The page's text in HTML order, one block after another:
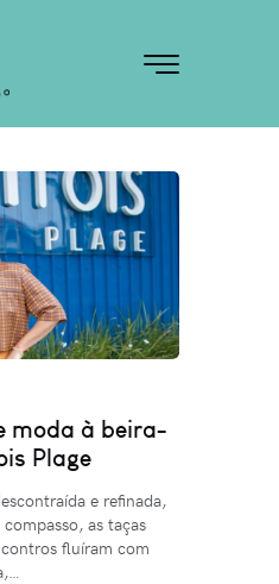
moda à beira-
Plage
e refinada,
as taças
fluíram com